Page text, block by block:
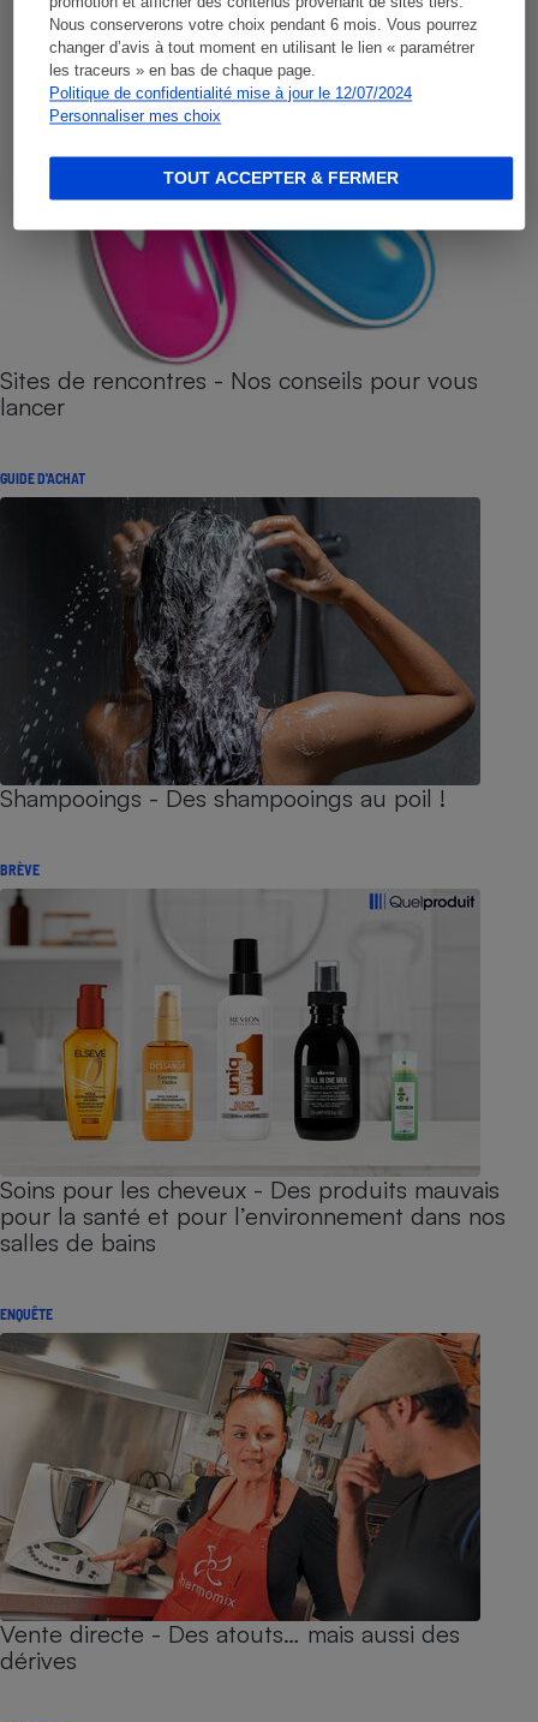
Nous conserverons votre choix pendant 6 mois. Vous pourrez
changer d’avis à tout moment en utilisant le lien « paramétrer
les traceurs » en bas de chaque page.
Politique de confidentialité mise à jour le 12/07/2024
Personnaliser mes choix
TOUT ACCEPTER & FERMER
Sites de rencontres - Nos conseils pour vous
lancer
GUIDE D'ACHAT
Shampooings - Des shampooings au poil !
BRÈVE
Soins pour les cheveux - Des produits mauvais
pour la santé et pour l’environnement dans nos
salles de bains
ENQUÊTE
Vente directe - Des atouts… mais aussi des
dérives